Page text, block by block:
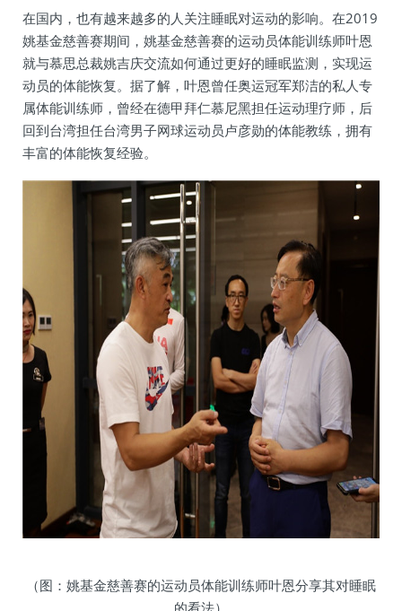
在国内，也有越来越多的人关注睡眠对运动的影响。在2019
姚基金慈善赛期间，姚基金慈善赛的运动员体能训练师叶恩
就与慕思总裁姚吉庆交流如何通过更好的睡眠监测，实现运
动员的体能恢复。据了解，叶恩曾任奥运冠军郑洁的私人专
属体能训练师，曾经在德甲拜仁慕尼黑担任运动理疗师，后
回到台湾担任台湾男子网球运动员卢彦勋的体能教练，拥有
丰富的体能恢复经验。
（图：姚基金慈善赛的运动员体能训练师叶恩分享其对睡眠
的看法）